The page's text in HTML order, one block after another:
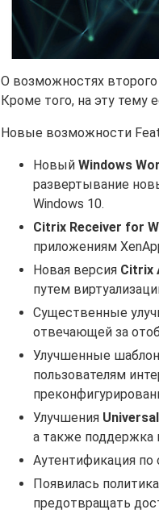
О возможностях
Кроме того, на эту тему
Новые возможности
Новый Windows
развертывание
Windows 10.
Citrix Receiver for
приложениям
Новая версия Citrix
путем
Существенные
отвечающей за
Улучшенные
пользователям
Улучшения
а также поддержка
Аутентификация по
Появилась
предотвращать